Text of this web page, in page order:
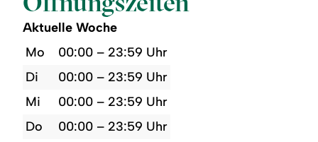
Aktuelle Woche
Mo
00:00 – 23:59 Uhr
Di
00:00 – 23:59 Uhr
Mi
00:00 – 23:59 Uhr
Do
00:00 – 23:59 Uhr